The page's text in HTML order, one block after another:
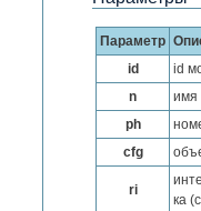
Параметр
id
id
n
имя
ph
cfg
ri
ка